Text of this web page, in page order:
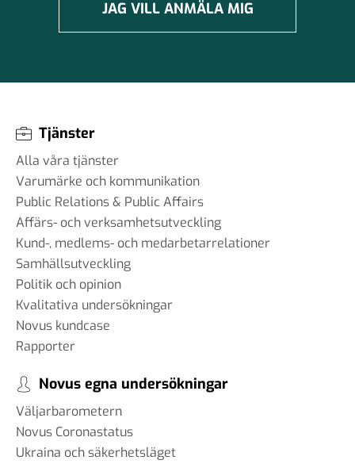
JAG VILL ANMÄLA MIG
Tjänster
Alla våra tjänster
Varumärke och kommunikation
Public Relations & Public Affairs
Affärs- och verksamhetsutveckling
Kund-, medlems- och medarbetarrelationer
Samhällsutveckling
Politik och opinion
Kvalitativa undersökningar
Novus kundcase
Rapporter
Novus egna undersökningar
Väljarbarometern
Novus Coronastatus
Ukraina och säkerhetsläget